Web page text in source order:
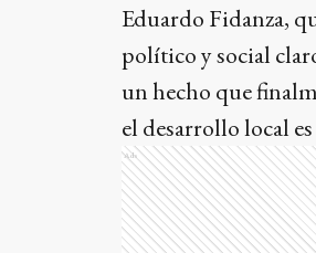
Eduardo Fidanza,
político y social
un hecho que
el desarrollo local
Ads